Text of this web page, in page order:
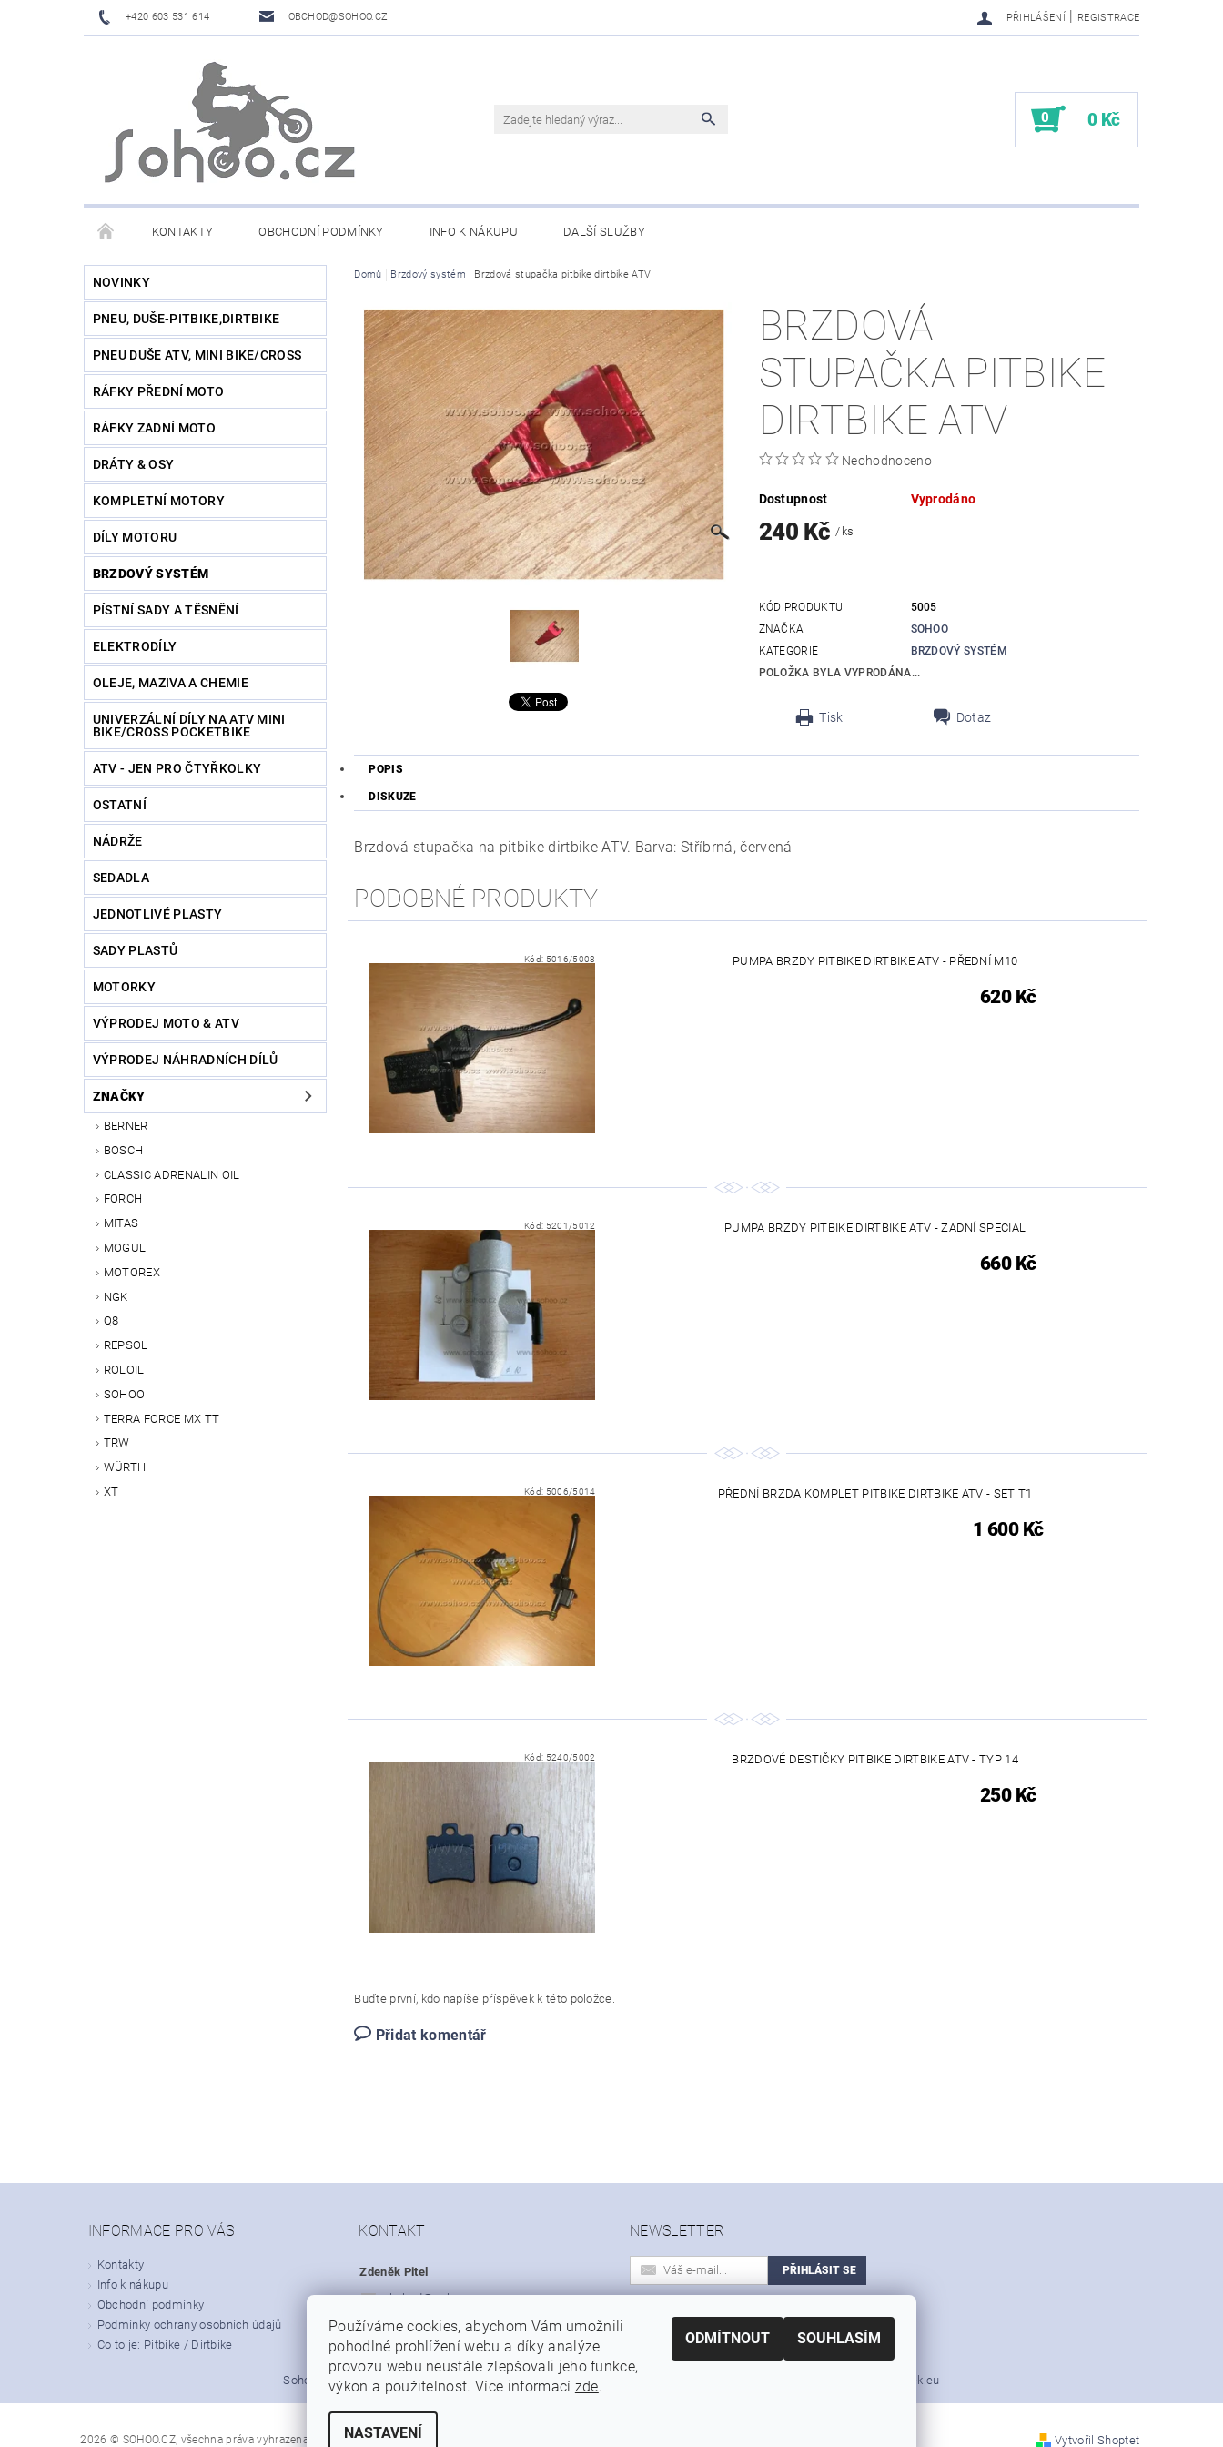
+420 603 531 614 OBCHOD@SOHOO.CZ PŘIHLÁŠENÍ | REGISTRACE
0 0 Kč
KONTAKTY OBCHODNÍ PODMÍNKY INFO K NÁKUPU DALŠÍ SLUŽBY
NOVINKY
PNEU, DUŠE-PITBIKE,DIRTBIKE
PNEU DUŠE ATV, MINI BIKE/CROSS
RÁFKY PŘEDNÍ MOTO
RÁFKY ZADNÍ MOTO
DRÁTY & OSY
KOMPLETNÍ MOTORY
DÍLY MOTORU
BRZDOVÝ SYSTÉM
PÍSTNÍ SADY A TĚSNĚNÍ
ELEKTRODÍLY
OLEJE, MAZIVA A CHEMIE
UNIVERZÁLNÍ DÍLY NA ATV MINI
BIKE/CROSS POCKETBIKE
ATV - JEN PRO ČTYŘKOLKY
OSTATNÍ
NÁDRŽE
SEDADLA
JEDNOTLIVÉ PLASTY
SADY PLASTŮ
MOTORKY
VÝPRODEJ MOTO & ATV
VÝPRODEJ NÁHRADNÍCH DÍLŮ
ZNAČKY
BERNER
BOSCH
CLASSIC ADRENALIN OIL
FÖRCH
MITAS
MOGUL
MOTOREX
NGK
Q8
REPSOL
ROLOIL
SOHOO
TERRA FORCE MX TT
TRW
WÜRTH
XT
Domů Brzdový systém Brzdová stupačka pitbike dirtbike ATV
BRZDOVÁ
STUPAČKA PITBIKE
DIRTBIKE ATV
Neohodnoceno
Dostupnost Vyprodáno
240 Kč/ ks
KÓD PRODUKTU
5005
ZNAČKA
SOHOO
KATEGORIE
BRZDOVÝ SYSTÉM
POLOŽKA BYLA VYPRODÁNA...
Tisk Dotaz
POPIS
DISKUZE
Brzdová stupačka na pitbike dirtbike ATV. Barva: Stříbrná, červená
PODOBNÉ PRODUKTY
Kód: 5016/5008 PUMPA BRZDY PITBIKE DIRTBIKE ATV - PŘEDNÍ M10
620 Kč
Kód: 5201/5012 PUMPA BRZDY PITBIKE DIRTBIKE ATV - ZADNÍ SPECIAL
660 Kč
Kód: 5006/5014 PŘEDNÍ BRZDA KOMPLET PITBIKE DIRTBIKE ATV - SET T1
1 600 Kč
Kód: 5240/5002 BRZDOVÉ DESTIČKY PITBIKE DIRTBIKE ATV - TYP 14
250 Kč
Buďte první, kdo napíše příspěvek k této položce.
Přidat komentář
INFORMACE PRO VÁS
Kontakty
Info k nákupu
Obchodní podmínky
Podmínky ochrany osobních údajů
Co to je: Pitbike / Dirtbike
KONTAKT
Zdeněk Pitel
obchod@sohoo.cz
+420 603 531 614
NEWSLETTER
podmínkami ochrany osobních údajů
Sohoo.cz | Dirt-bike.cz | Autoservis a pneuservis Auto-Pitel.cz Profi nářadí v akci Simek.eu
2026 © SOHOO.CZ, všechna práva vyhrazena Upravit nastavení cookies Vytvořil Shoptet
Používáme cookies, abychom Vám umožnili
pohodlné prohlížení webu a díky analýze
provozu webu neustále zlepšovali jeho funkce,
výkon a použitelnost. Více informací zde.
NASTAVENÍ
ODMÍTNOUT SOUHLASÍM